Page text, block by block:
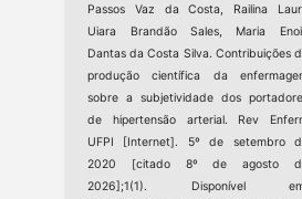
Passos Vaz da Costa, Railina
Uiara Brandão Sales, Maria
Dantas da Costa Silva. Contribuições
produção científica da
sobre a subjetividade dos
de hipertensão arterial. Rev
UFPI [Internet]. 5º de setembro
2020 [citado 8º de agosto
2026];1(1). Disponível